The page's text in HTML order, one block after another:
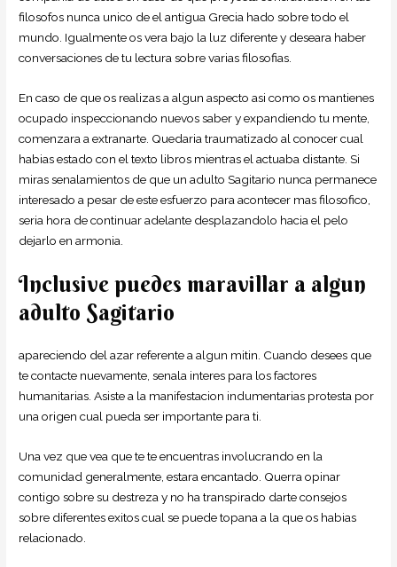
filosofos nunca unico de el antigua Grecia hado sobre todo el
mundo. Igualmente os vera bajo la luz diferente y deseara haber
conversaciones de tu lectura sobre varias filosofias.
En caso de que os realizas a algun aspecto asi­ como os mantienes
ocupado inspeccionando nuevos saber y expandiendo tu mente,
comenzara a extranarte. Quedaria traumatizado al conocer cual
habias estado con el texto libros mientras el actuaba distante. Si
miras senalamientos de que un adulto Sagitario nunca permanece
interesado a pesar de este esfuerzo para acontecer mas filosofico,
seri­a hora de continuar adelante desplazandolo hacia el pelo
dejarlo en armonia.
Inclusive puedes maravillar a algun
adulto Sagitario
apareciendo del azar referente a algun mitin. Cuando desees que
te contacte nuevamente, senala interes para los factores
humanitarias. Asiste a la manifestacion indumentarias protesta por
una origen cual pueda ser importante para ti.
Una vez que vea que te te encuentras involucrando en la
comunidad generalmente, estara encantado. Querra opinar
contigo sobre su destreza y no ha transpirado darte consejos
sobre diferentes exitos cual se puede topana a la que os habias
relacionado.